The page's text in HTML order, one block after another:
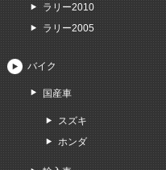
ラリー2010
ラリー2005
バイク
国産車
スズキ
ホンダ